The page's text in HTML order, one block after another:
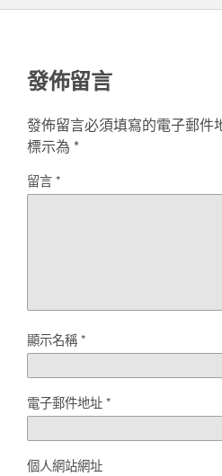
發佈留言
發佈留言必須填寫的電子郵件
標示為 *
留言*
顯示名稱*
電子郵件地址*
個人網站網址